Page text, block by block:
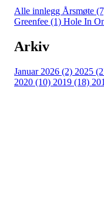
Alle innlegg Årsmøte
Greenfee (1) Hole In
Arkiv
Januar 2026 (2) 2025
2020 (10) 2019 (18)